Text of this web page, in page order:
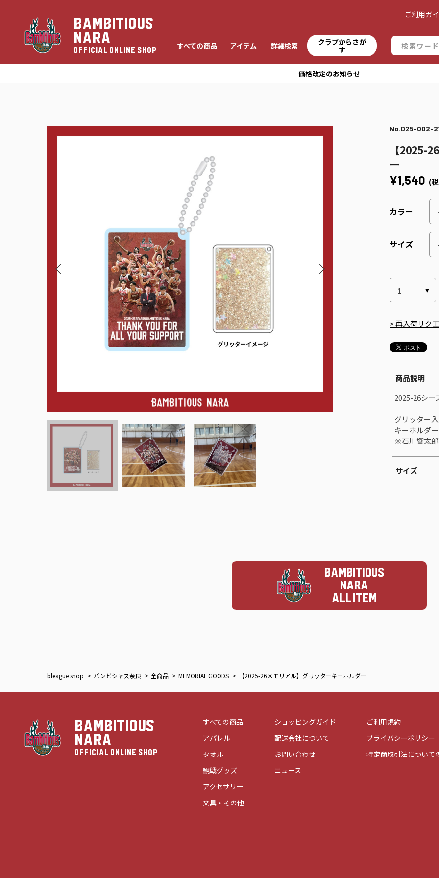
BAMBITIOUS
NARA
OFFICIAL ONLINE SHOP すべての商品 アイテム 詳細検索
クラブからさが
す
ご利用ガ
価格改定のお知らせ
No.D25-002-
【2025-
ー
¥1,540 (
カラー
サイズ
> 再入荷リク
商品説明
2025-26シー
グリッター
キーホルダ
※石川響太郎
サイズ
BAMBITIOUS
NARA
ALL ITEM
bleague shop バンビシャス奈良 全商品 MEMORIAL GOODS 【2025-26メモリアル】グリッターキーホルダー
BAMBITIOUS
NARA
OFFICIAL ONLINE SHOP
すべての商品
アパレル
タオル
観戦グッズ
アクセサリー
文具・その他
ショッピングガイド
配送会社について
お問い合わせ
ニュース
ご利用規約
プライバシーポリシー
特定商取引法について